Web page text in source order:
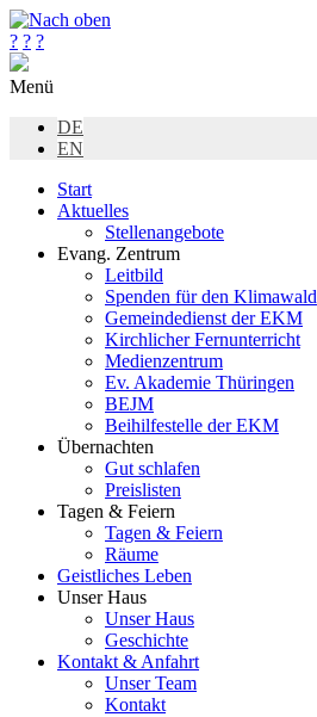
? ? ?
Menü
DE
EN
Start
Aktuelles
Stellenangebote
Evang. Zentrum
Leitbild
Spenden für den Klimawald
Gemeindedienst der EKM
Kirchlicher Fernunterricht
Medienzentrum
Ev. Akademie Thüringen
BEJM
Beihilfestelle der EKM
Übernachten
Gut schlafen
Preislisten
Tagen & Feiern
Tagen & Feiern
Räume
Geistliches Leben
Unser Haus
Unser Haus
Geschichte
Kontakt & Anfahrt
Unser Team
Kontakt